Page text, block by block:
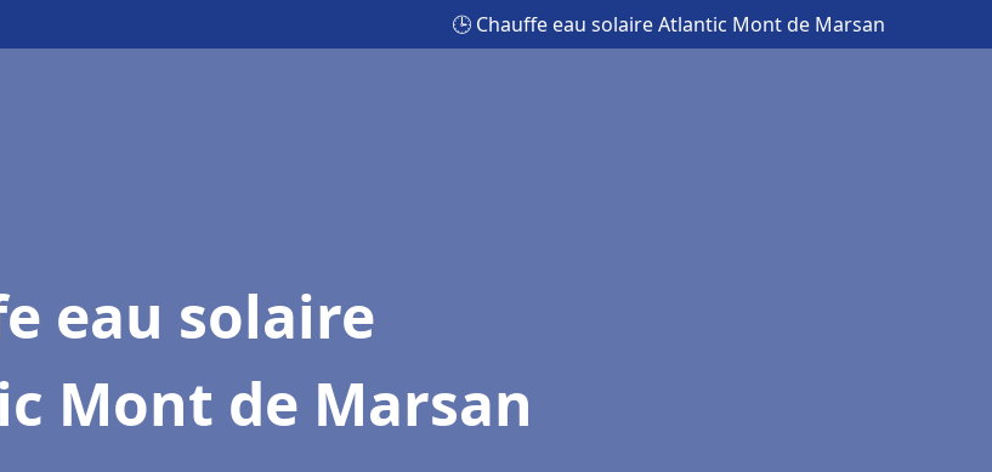
🕒 Chauffe eau solaire Atlantic Mont de Marsan
eau solaire
Mont de Marsan